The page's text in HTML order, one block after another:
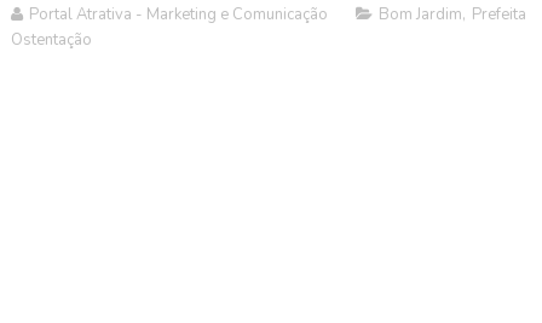
Portal Atrativa - Marketing e Comunicação Bom Jardim, Prefeita
Ostentação